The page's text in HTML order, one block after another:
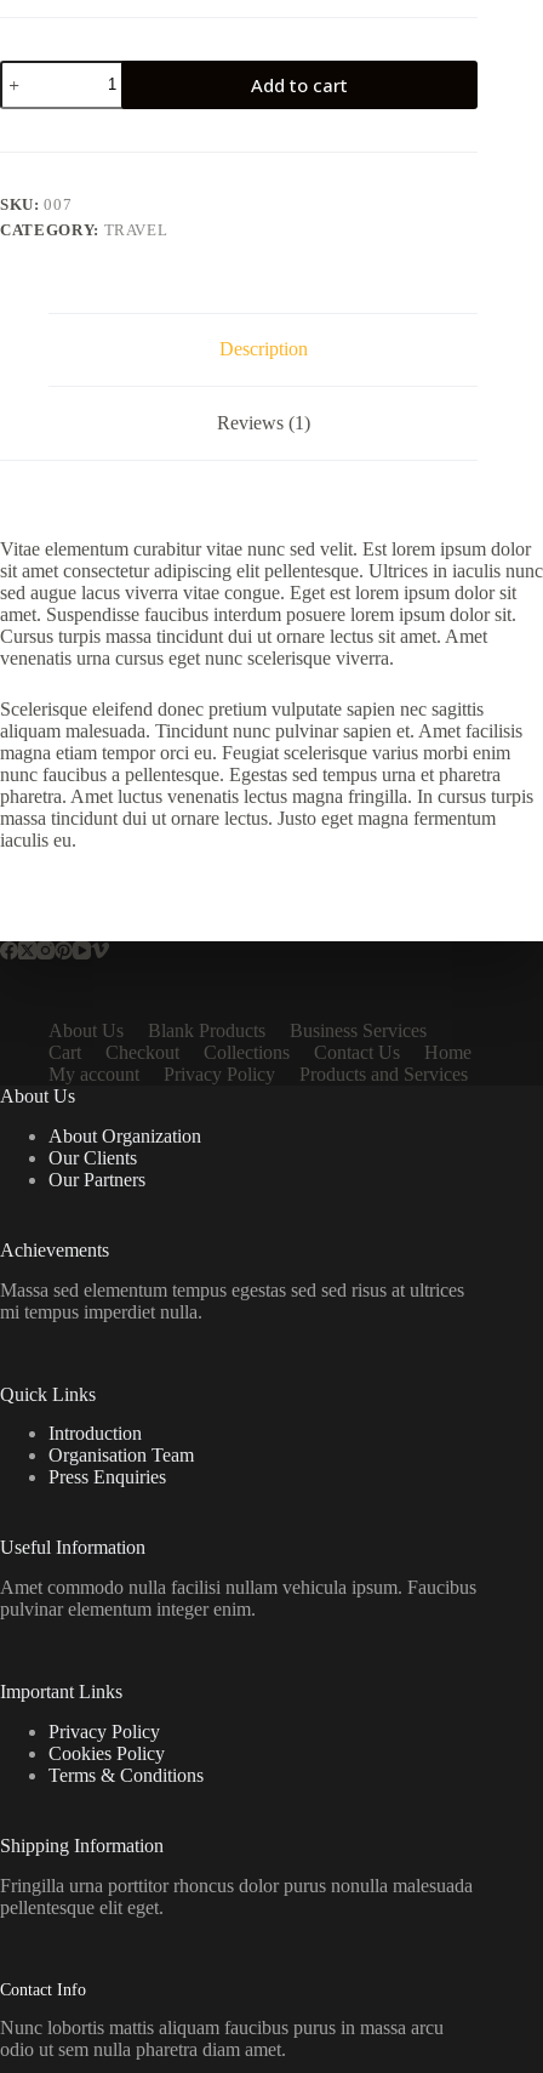
Vestibulum
sedarcu
nonodio
Add to cart
SKU:007
CATEGORY: TRAVEL
Description
Reviews (1)
Vitae elementum curabitur vitae nunc sed velit. Est lorem ipsum dolor
sit amet consectetur adipiscing elit pellentesque. Ultrices in iaculis nunc
sed augue lacus viverra vitae congue. Eget est lorem ipsum dolor sit
amet. Suspendisse faucibus interdum posuere lorem ipsum dolor sit.
Cursus turpis massa tincidunt dui ut ornare lectus sit amet. Amet
venenatis urna cursus eget nunc scelerisque viverra.
Scelerisque eleifend donec pretium vulputate sapien nec sagittis
aliquam malesuada. Tincidunt nunc pulvinar sapien et. Amet facilisis
magna etiam tempor orci eu. Feugiat scelerisque varius morbi enim
nunc faucibus a pellentesque. Egestas sed tempus urna et pharetra
pharetra. Amet luctus venenatis lectus magna fringilla. In cursus turpis
massa tincidunt dui ut ornare lectus. Justo eget magna fermentum
iaculis eu.
About Us Blank Products
Business Services
Cart
Checkout Collections Contact Us
Home
My account
Privacy Policy
Products and Services
About Us
About Organization
Our Clients
Our Partners
Achievements
Massa sed elementum tempus egestas sed sed risus at ultrices
mi tempus imperdiet nulla.
Quick Links
Introduction
Organisation Team
Press Enquiries
Useful Information
Amet commodo nulla facilisi nullam vehicula ipsum. Faucibus
pulvinar elementum integer enim.
Important Links
Privacy Policy
Cookies Policy
Terms & Conditions
Shipping Information
Fringilla urna porttitor rhoncus dolor purus nonulla malesuada
pellentesque elit eget.
Contact Info
Nunc lobortis mattis aliquam faucibus purus in massa arcu
odio ut sem nulla pharetra diam amet.